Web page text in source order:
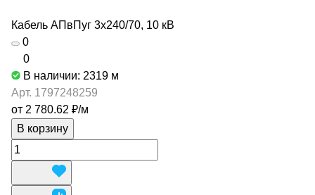
Кабель АПвПуг 3х240/70, 10 кВ
0
0
В наличии: 2319 м
Арт. 1797248259
от 2 780.62 ₽/м
В корзину